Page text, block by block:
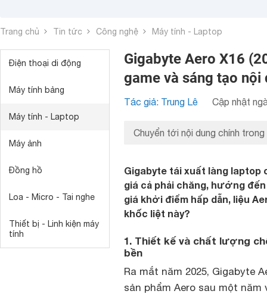
Trang chủ Tin tức Công nghệ Máy tính - Laptop
Điện thoại di động
Máy tính bảng
Máy tính - Laptop
Máy ảnh
Đồng hồ
Loa - Micro - Tai nghe
Thiết bị - Linh kiện máy
tính
Gigabyte Aero X16
game và sáng tạo
Tác giả: Trung Lê Cập nhật
Chuyển tới nội dung chính trong
Gigabyte tái xuất làng laptop
giá cả phải chăng, hướng
giá khởi điểm hấp dẫn, liệu
khốc liệt này?
1. Thiết kế và chất lượng
bền
Ra mắt năm 2025, Gigabyte
sản phẩm Aero sau một